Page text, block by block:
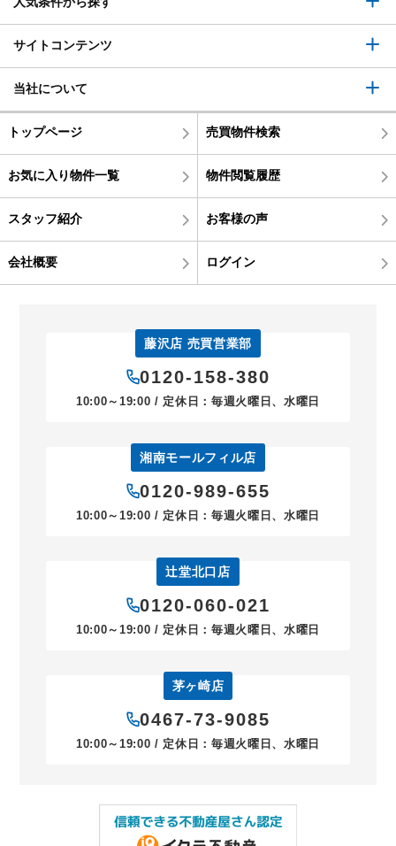
サイトコンテンツ
当社について
トップページ 売買物件検索
お気に入り物件一覧 物件閲覧履歴
スタッフ紹介 お客様の声
会社概要 ログイン
藤沢店 売買営業部
0120-158-380
10:00～19:00 / 定休日：毎週火曜日、水曜日
湘南モールフィル店
0120-989-655
10:00～19:00 / 定休日：毎週火曜日、水曜日
辻堂北口店
0120-060-021
10:00～19:00 / 定休日：毎週火曜日、水曜日
茅ヶ崎店
0467-73-9085
10:00～19:00 / 定休日：毎週火曜日、水曜日